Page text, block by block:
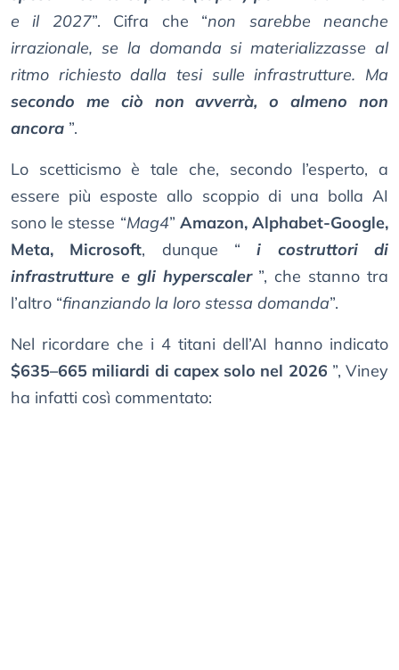
e il 2027”. Cifra che “non sarebbe neanche
irrazionale, se la domanda si materializzasse al
ritmo richiesto dalla tesi sulle infrastrutture. Ma
secondo me ciò non avverrà, o almeno non
ancora ”.
Lo scetticismo è tale che, secondo l’esperto, a
essere più esposte allo scoppio di una bolla AI
sono le stesse “Mag4” Amazon, Alphabet-Google,
Meta, Microsoft, dunque “
i costruttori di
infrastrutture e gli hyperscaler ”, che stanno tra
l’altro “finanziando la loro stessa domanda”.
Nel ricordare che i 4 titani dell’AI hanno indicato
$635–665 miliardi di capex solo nel 2026 ”, Viney
ha infatti così commentato: